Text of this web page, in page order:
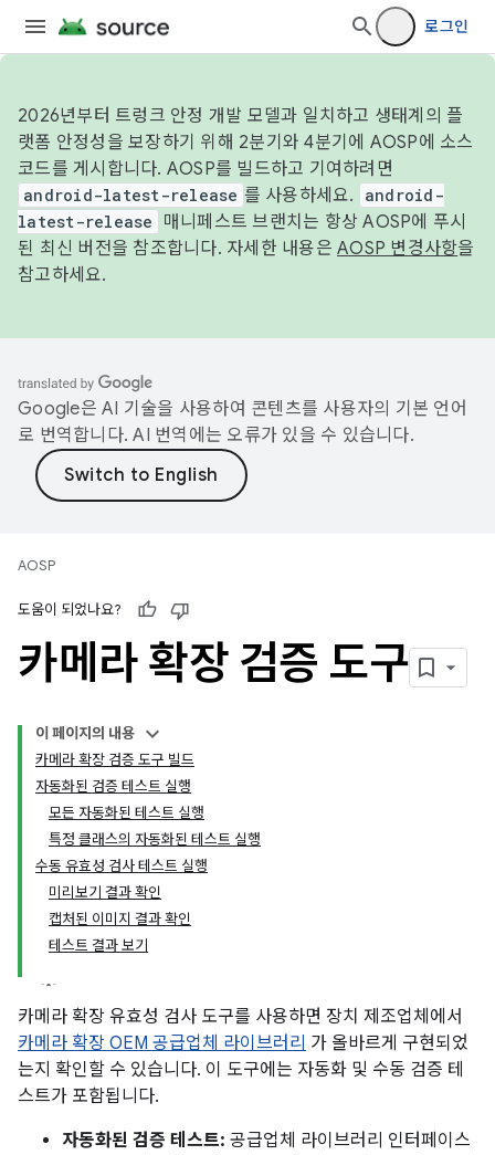
로그인
2026년부터 트렁크 안정 개발 모델과 일치하고 생태계의 플
랫폼 안정성을 보장하기 위해 2분기와 4분기에 AOSP에 소스
코드를 게시합니다. AOSP를 빌드하고 기여하려면
android-latest-release 를 사용하세요.
android-
latest-release
매니페스트 브랜치는 항상 AOSP에 푸시
된 최신 버전을 참조합니다. 자세한 내용은 AOSP 변경사항을
참고하세요.
Google은 AI 기술을 사용하여 콘텐츠를 사용자의 기본 언어
로 번역합니다. AI 번역에는 오류가 있을 수 있습니다.
AOSP
도움이 되었나요?
카메라 확장 검증 도구
이 페이지의 내용
카메라 확장 검증 도구 빌드
자동화된 검증 테스트 실행
모든 자동화된 테스트 실행
특정 클래스의 자동화된 테스트 실행
수동 유효성 검사 테스트 실행
미리보기 결과 확인
캡처된 이미지 결과 확인
테스트 결과 보기
카메라 확장 유효성 검사 도구를 사용하면 장치 제조업체에서
카메라 확장 OEM 공급업체 라이브러리 가 올바르게 구현되었
는지 확인할 수 있습니다. 이 도구에는 자동화 및 수동 검증 테
스트가 포함됩니다.
자동화된 검증 테스트: 공급업체 라이브러리 인터페이스